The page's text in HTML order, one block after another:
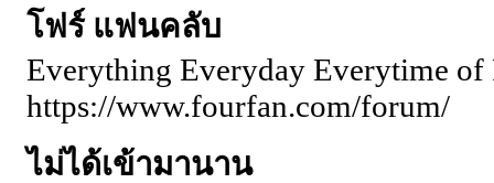
โฟร์ แฟนคลับ
Everything Everyday Everytime of
https://www.fourfan.com/forum/
ไม่ได้เข้ามานาน